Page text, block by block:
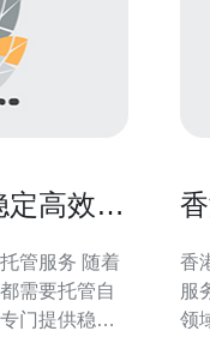
高效的
务 随着
需要托管自
门提供稳定
香港
服
领